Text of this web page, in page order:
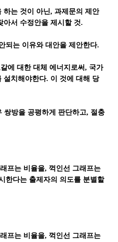
하는 것이 아닌, 과제문의 제안
아서 수정안을 제시할 것.
되는 이유와 대안을 제안한다.
에 대한 대체 에너지로써, 국가
설치해야한다. 이 것에 대해 당
쌍방을 공평하게 판단하고, 절충
프는 비율을, 꺽인선 그래프는
한다는 출제자의 의도를 분별할
프는 비율을, 꺽인선 그래프는